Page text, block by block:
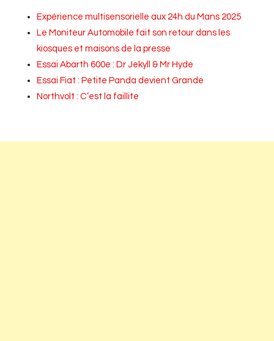
Expérience multisensorielle aux 24h du Mans 2025
Le Moniteur Automobile fait son retour dans les
kiosques et maisons de la presse
Essai Abarth 600e : Dr Jekyll & Mr Hyde
Essai Fiat : Petite Panda devient Grande
Northvolt : C’est la faillite